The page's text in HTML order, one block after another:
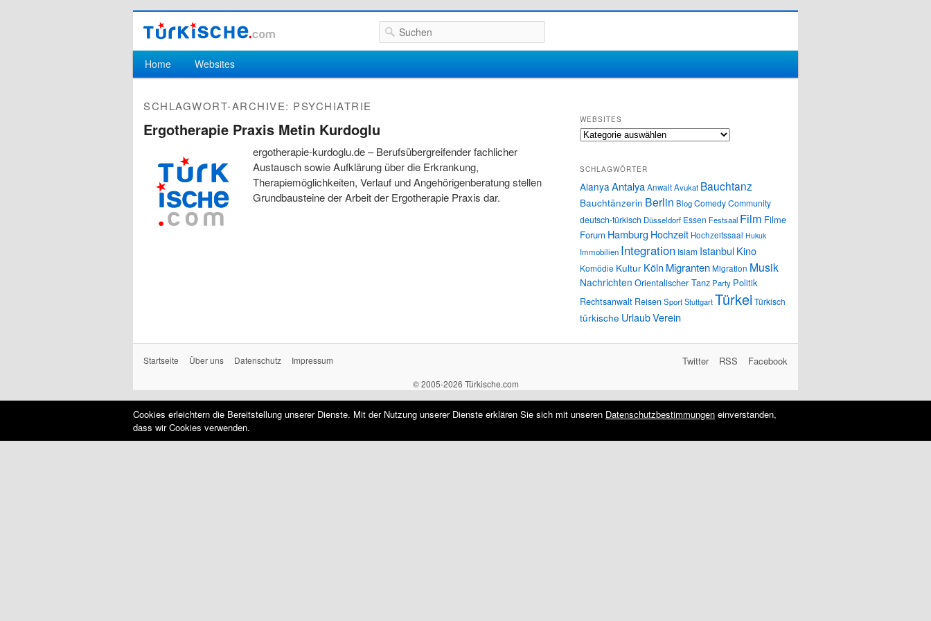
Suchen
Hauptmenü
Zum Inhalt wechseln
Zum sekundären Inhalt wechseln
Home Websites
SCHLAGWORT-ARCHIVE: PSYCHIATRIE
Ergotherapie Praxis Metin Kurdoglu
ergotherapie-kurdoglu.de – Berufsübergreifender fachlicher
Austausch sowie Aufklärung über die Erkrankung,
Therapiemöglichkeiten, Verlauf und Angehörigenberatung stellen
Grundbausteine der Arbeit der Ergotherapie Praxis dar.
WEBSITES
Websites
SCHLAGWÖRTER
Alanya AntalyaAnwaltAvukat Bauchtanz
Bauchtänzerin Berlin BlogComedyCommunity
deutsch-türkisch Düsseldorf Essen Festsaal Film Filme
Forum Hamburg Hochzeit Hochzeitssaal Hukuk
Immobilien Integration Islam IstanbulKino
Komödie Kultur Köln MigrantenMigration Musik
Nachrichten Orientalischer Tanz Party Politik
Rechtsanwalt ReisenSportStuttgartTürkeiTürkisch
türkische UrlaubVerein
Startseite Über uns Datenschutz Impressum Facebook
RSS
Twitter
© 2005-2026 Türkische.com
Cookies erleichtern die Bereitstellung unserer Dienste. Mit der Nutzung unserer Dienste erklären Sie sich mit unseren Datenschutzbestimmungen einverstanden,
dass wir Cookies verwenden.